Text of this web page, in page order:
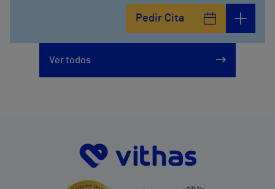
Pedir Cita
Ver todos